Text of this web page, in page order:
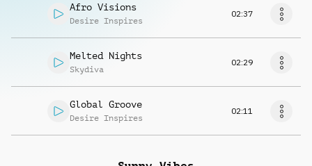
Afro Visions
Desire Inspires
02:37
Melted Nights
Skydiva
02:29
Global Groove
Desire Inspires
02:11